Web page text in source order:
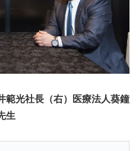
範光社長（右）医療法人葵鐘
生